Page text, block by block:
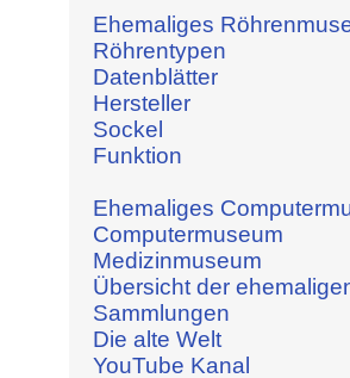
Ehemaliges
Röhrentypen
Datenblätter
Hersteller
Sockel
Funktion
Ehemaliges
Computermuseum
Medizinmuseum
Übersicht der
Sammlungen
Die alte Welt
YouTube Kanal